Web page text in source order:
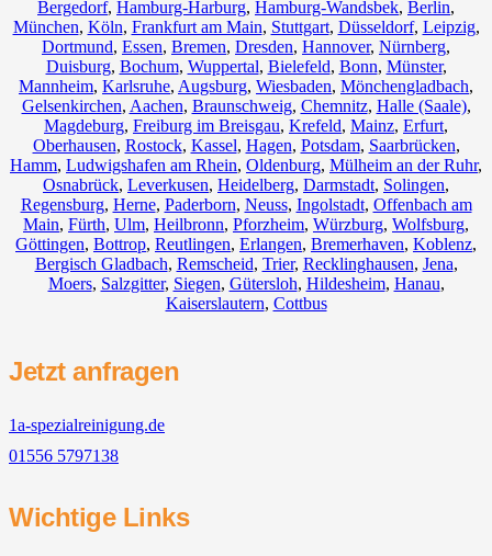
Bergedorf, Hamburg-Harburg, Hamburg-Wandsbek, Berlin,
München, Köln, Frankfurt am Main, Stuttgart, Düsseldorf, Leipzig,
Dortmund, Essen, Bremen, Dresden, Hannover, Nürnberg,
Duisburg, Bochum, Wuppertal, Bielefeld, Bonn, Münster,
Mannheim, Karlsruhe, Augsburg, Wiesbaden, Mönchengladbach,
Gelsenkirchen, Aachen, Braunschweig, Chemnitz⁠, Halle (Saale),
Magdeburg, Freiburg im Breisgau, Krefeld, Mainz, Erfurt,
Oberhausen, Rostock, Kassel, Hagen, Potsdam, Saarbrücken,
Hamm, Ludwigshafen am Rhein, Oldenburg, Mülheim an der Ruhr,
Osnabrück, Leverkusen, Heidelberg, Darmstadt, Solingen,
Regensburg, Herne, Paderborn, Neuss, Ingolstadt, Offenbach am
Main, Fürth, Ulm, Heilbronn, Pforzheim, Würzburg, Wolfsburg,
Göttingen, Bottrop, Reutlingen, Erlangen, Bremerhaven, Koblenz,
Bergisch Gladbach, Remscheid, Trier, Recklinghausen, Jena,
Moers, Salzgitter, Siegen, Gütersloh, Hildesheim, Hanau,
Kaiserslautern, Cottbus
Jetzt anfragen
1a-spezialreinigung.de
01556 5797138
Wichtige Links